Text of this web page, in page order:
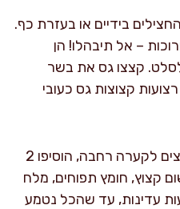
בידיים או בעזרת כף.
– אל תיבהלו! הן
לסלט. קצצו גס את בשר
קצוצות גס כעובי
הכניסו את החצילים הקצוצים לקערה רחבה, הוסיפו 2
קצוץ, חומץ תפוחים, מלח
עדינות, עד שהכל נטמע